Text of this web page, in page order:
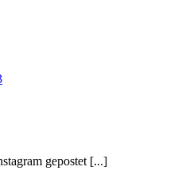
gepostet [...]